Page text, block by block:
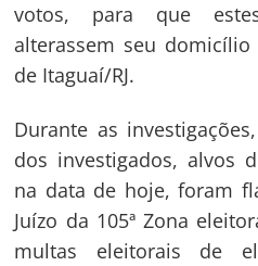
votos, para que
alterassem seu
de Itaguaí/RJ.
Durante as
dos investigados, alvos
na data de hoje, foram
Juízo da 105ª Zona
multas eleitorais de